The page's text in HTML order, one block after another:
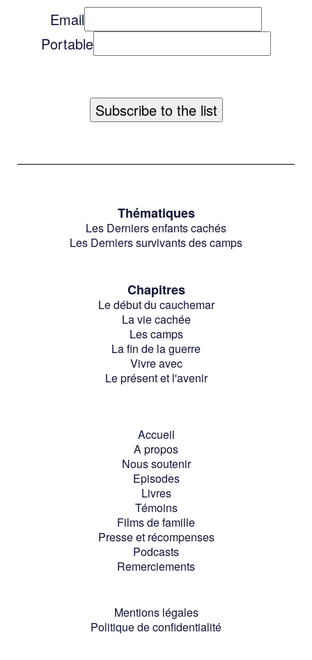
Email
Portable
Thématiques
Les Derniers enfants cachés
Les Derniers survivants des camps
Chapitres
Le début du cauchemar
La vie cachée
Les camps
La fin de la guerre
Vivre avec
Le présent et l'avenir
Accueil
A propos
Nous soutenir
Episodes
Livres
Témoins
Films de famille
Presse et récompenses
Podcasts
Remerciements
Mentions légales
Politique de confidentialité